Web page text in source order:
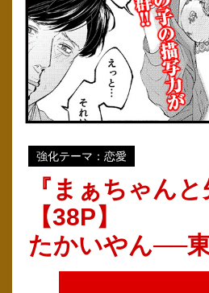
強化テーマ：恋愛
『まぁちゃんと
【38P】
たかいやん──